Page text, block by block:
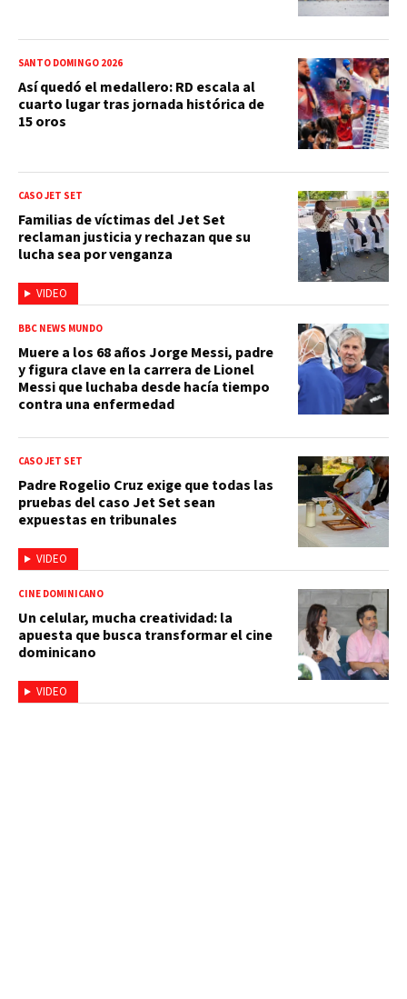
SANTO DOMINGO 2026
Así quedó el medallero: RD escala al
cuarto lugar tras jornada histórica de
15 oros
VIDEO
CASO JET SET
Familias de víctimas del Jet Set
reclaman justicia y rechazan que su
lucha sea por venganza
BBC NEWS MUNDO
Muere a los 68 años Jorge Messi, padre
y figura clave en la carrera de Lionel
Messi que luchaba desde hacía tiempo
contra una enfermedad
VIDEO
CASO JET SET
Padre Rogelio Cruz exige que todas las
pruebas del caso Jet Set sean
expuestas en tribunales
VIDEO
CINE DOMINICANO
Un celular, mucha creatividad: la
apuesta que busca transformar el cine
dominicano